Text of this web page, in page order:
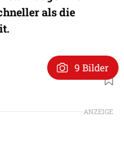
als die
9 Bilder
ANZEIGE